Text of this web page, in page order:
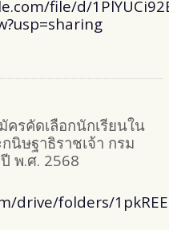
file/d/
ครคัดเลือกนักเรียนใน
นิษฐาธิราชเจ้า กรม
พ.ศ. 2568
drive/folders/